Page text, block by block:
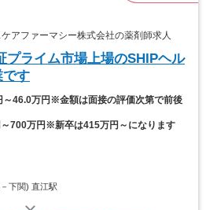
アファーマシー株式会社の薬剤師求人
プライム市場上場のSHIPヘル
です
～46.0万円※金額は面接の評価次第で前後
～700万円※新卒は415万円～になります
下関) 直江駅